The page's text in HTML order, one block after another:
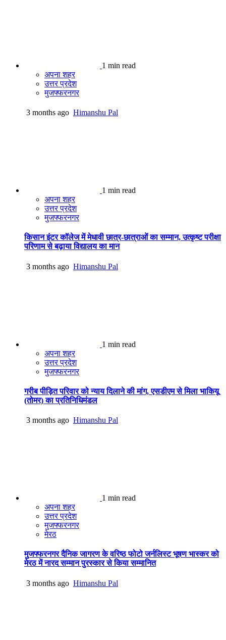
1 min read
अपना शहर
उत्तर प्रदेश
मुजफ्फरनगर
3 months ago Himanshu Pal
1 min read
अपना शहर
उत्तर प्रदेश
मुजफ्फरनगर
किसान इंटर कॉलेज में मेधावी छात्र-छात्राओं का सम्मान, उत्कृष्ट परीक्षा
परिणाम से बढ़ाया विद्यालय का मान
3 months ago Himanshu Pal
1 min read
अपना शहर
उत्तर प्रदेश
मुजफ्फरनगर
गरीब पीड़ित परिवार को न्याय दिलाने की मांग, एसडीएम से मिला भाकियू
(तोमर) का प्रतिनिधिमंडल
3 months ago Himanshu Pal
1 min read
अपना शहर
उत्तर प्रदेश
मुजफ्फरनगर
मेरठ
मुजफ्फरनगर दैनिक जागरण के वरिष्ठ फोटो जर्नलिस्ट भूषण भास्कर को
मेरठ में नारद सम्मान पुरस्कार से किया सम्मानित
3 months ago Himanshu Pal